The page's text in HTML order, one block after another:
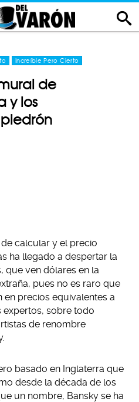
Increíble Pero Cierto
de
y los
calcular y el precio
ha llegado a despertar la
que ven dólares en la
pues no es raro que
precios equivalentes a
sobre todo
de renombre
basado en Inglaterra que
desde la década de los
un nombre, Bansky se ha